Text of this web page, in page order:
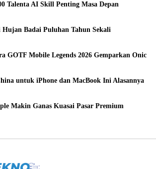
Talenta AI Skill Penting Masa Depan
Badai Puluhan Tahun Sekali
GOTF Mobile Legends 2026 Gemparkan Onic
untuk iPhone dan MacBook Ini Alasannya
Makin Ganas Kuasai Pasar Premium